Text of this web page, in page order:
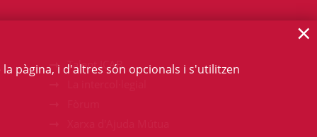
Talent ICAB
pàgina, i d'altres són opcionals i s'utilitzen
×